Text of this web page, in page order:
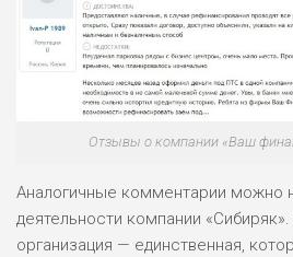
Отзывы о компании «Ваш
Аналогичные комментарии можно
деятельности компании
организация — единственная,